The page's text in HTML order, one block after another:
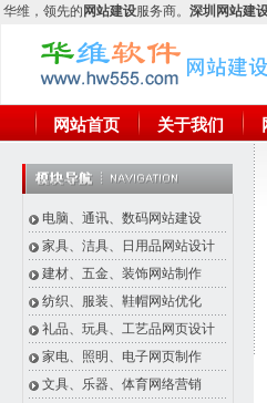
华维 ，领先的 网站建设服务商。 深圳网站建
网站首页 关于我们
电脑、通讯、数码网站建设
家具、洁具、日用品网站设计
建材、五金、装饰网站制作
纺织、服装、鞋帽网站优化
礼品、玩具、工艺品网页设计
家电、照明、电子网页制作
文具、乐器、体育网络营销